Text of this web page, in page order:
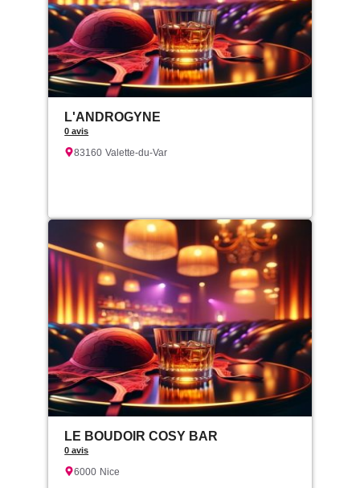
L'ANDROGYNE
0 avis
83160 Valette-du-Var
LE BOUDOIR COSY BAR
0 avis
6000 Nice